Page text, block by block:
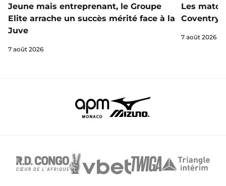
Jeune mais entreprenant, le Groupe
Elite arrache un succès mérité face à la
Juve
7 août 2026
Les
Coventry
7 août 2026